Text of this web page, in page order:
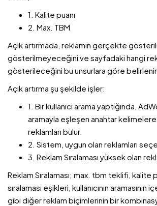
1. Kalite puanı
2. Max. TBM
Açık artırmada, reklamın gerçekte
gösterilmeyeceğini ve sayfadaki hangi
gösterileceğini bu unsurlara göre
Açık artırma şu şekilde işler:
1. Bir kullanıcı arama yaptığında,
aramayla eşleşen anahtar
reklamları bulur.
2. Sistem, uygun olan reklamları
3. Reklam Sıralaması yüksek olan
Reklam Sıralaması; max. tbm teklifi, kalite
sıralaması eşikleri, kullanıcının aramasının
gibi diğer reklam biçimlerinin bir